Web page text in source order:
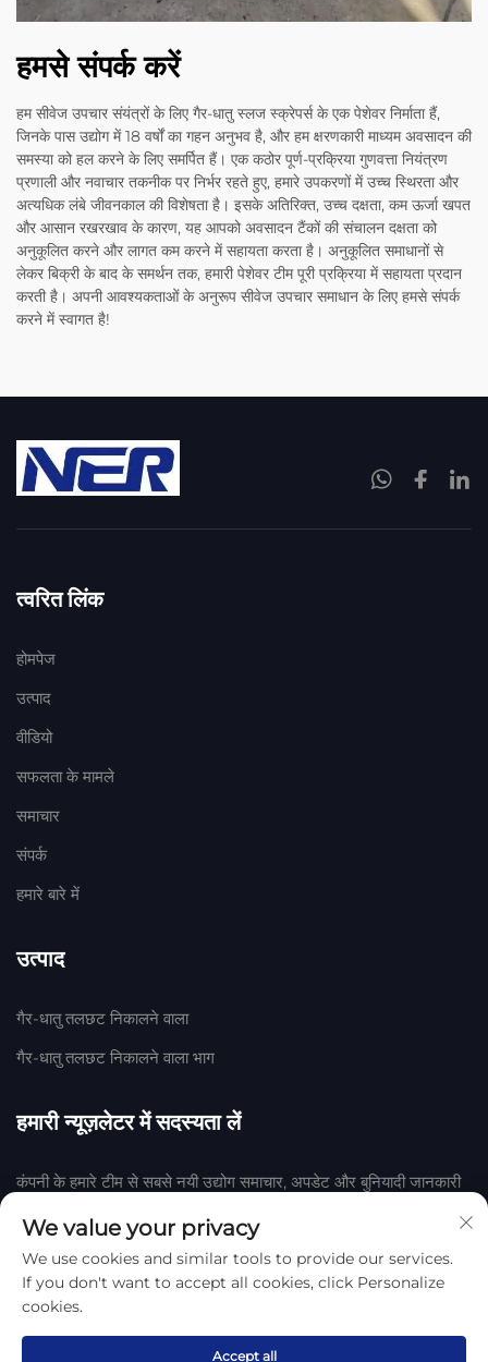
हमसे संपर्क करें
हम सीवेज उपचार संयंत्रों के लिए गैर-धातु स्लज स्क्रेपर्स के एक पेशेवर निर्माता हैं,
जिनके पास उद्योग में 18 वर्षों का गहन अनुभव है, और हम क्षरणकारी माध्यम अवसादन की
समस्या को हल करने के लिए समर्पित हैं। एक कठोर पूर्ण-प्रक्रिया गुणवत्ता नियंत्रण
प्रणाली और नवाचार तकनीक पर निर्भर रहते हुए, हमारे उपकरणों में उच्च स्थिरता और
अत्यधिक लंबे जीवनकाल की विशेषता है। इसके अतिरिक्त, उच्च दक्षता, कम ऊर्जा खपत
और आसान रखरखाव के कारण, यह आपको अवसादन टैंकों की संचालन दक्षता को
अनुकूलित करने और लागत कम करने में सहायता करता है। अनुकूलित समाधानों से
लेकर बिक्री के बाद के समर्थन तक, हमारी पेशेवर टीम पूरी प्रक्रिया में सहायता प्रदान
करती है। अपनी आवश्यकताओं के अनुरूप सीवेज उपचार समाधान के लिए हमसे संपर्क
करने में स्वागत है!
त्वरित लिंक
होमपेज
उत्पाद
वीडियो
सफलता के मामले
समाचार
संपर्क
हमारे बारे में
उत्पाद
गैर-धातु तलछट निकालने वाला
गैर-धातु तलछट निकालने वाला भाग
हमारी न्यूज़लेटर में सदस्यता लें
कंपनी के हमारे टीम से सबसे नयी उद्योग समाचार, अपडेट और बुनियादी जानकारी
सदस्यता लें
नीति
We value your privacy
We use cookies and similar tools to provide our services.
If you don't want to accept all cookies, click Personalize
cookies.
Accept all